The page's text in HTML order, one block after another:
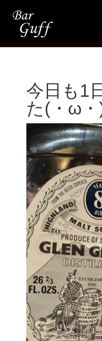
今日も1
た(・ω・